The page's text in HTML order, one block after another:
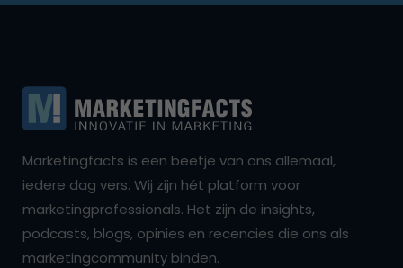
Marketingfacts is een beetje van ons allemaal,
iedere dag vers. Wij zijn hét platform voor
marketingprofessionals. Het zijn de insights,
podcasts, blogs, opinies en recencies die ons als
marketingcommunity binden.